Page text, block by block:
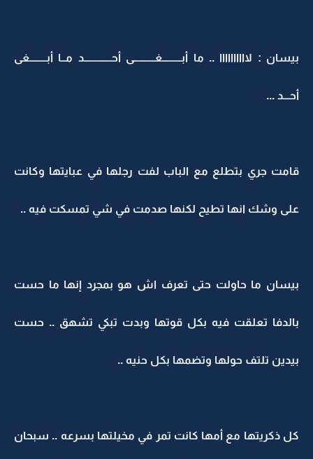
بيسان : لاااااااااا .. ما أبـــــــــغــــــــــى أحـــــــــــــد مــا أبــــــــغى
أحـــد ...
قامت جري بتطلع مع الباب لفت رجلها في عبايتها وكانت
على وشك انها تطيح لكنها صدمت في شي تمسكت فيه ..
بيسان ما حاولت حتى تعرف اش هو بمجرد إنها ما حست
بالدفا تعلقت فيه بكل قوتها وبدت تبكي تشهق .. حست
بيدين تلتف حولها وتضمها بكل حنيه ..
كل ذكريتها مع أمها كانت تمر في مخيلتها بسرعه .. سبحان